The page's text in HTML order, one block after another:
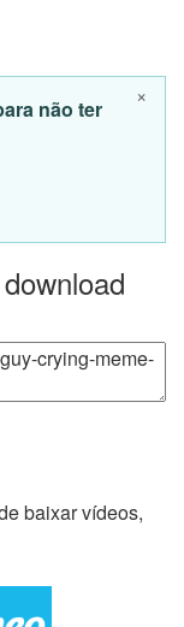
×
não ter
baixar vídeos,